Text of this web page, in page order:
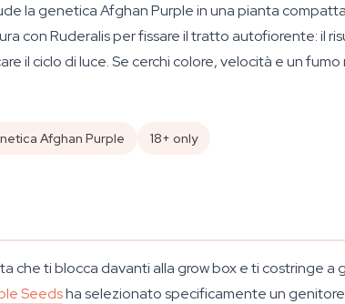
la genetica Afghan Purple in una pianta
con Ruderalis per fissare il tratto autofiorente: il
il ciclo di luce. Se cerchi colore, velocità e un
Afghan Purple 18+ only
ti blocca davanti alla grow box e ti costringe a
Seedsha selezionato specificamente un